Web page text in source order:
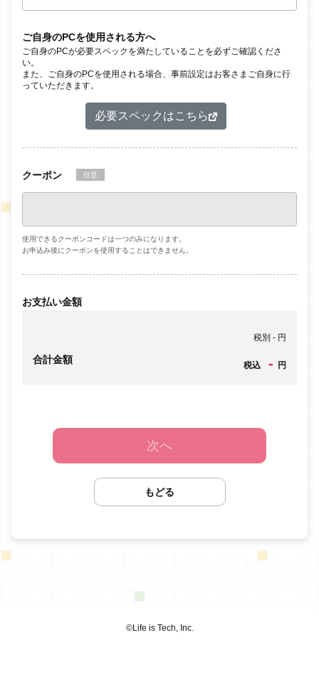
ご自身のPCを使用される方へ
ご自身のPCが必要スペックを満たしていることを必ずご確認くださ
い。
また、ご自身のPCを使用される場合、事前設定はお客さまご自身に行
っていただきます。
必要スペックはこちら
クーポン 任意
使用できるクーポンコードは一つのみになります。
お申込み後にクーポンを使用することはできません。
お支払い金額
税別 - 円
合計金額 税込 - 円
次へ
もどる
©︎Life is Tech, Inc.